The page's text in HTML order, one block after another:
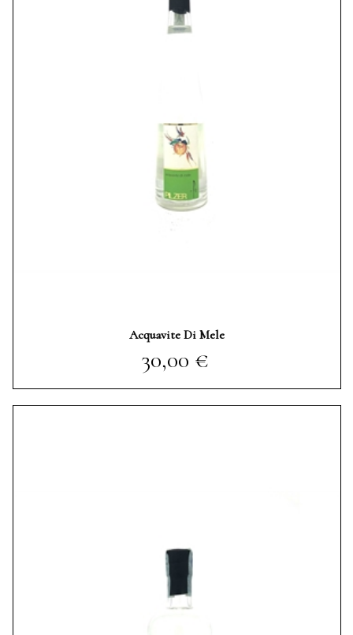
Acquavite Di Mele
Prezzo
30,00 €